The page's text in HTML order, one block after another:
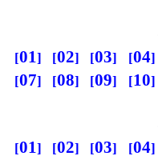
01 02 03 04
07
08 09 10
01 02 03 04